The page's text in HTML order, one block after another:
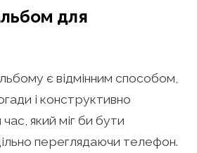
для
є відмінним способом,
і конструктивно
який міг би бути
переглядаючи телефон.